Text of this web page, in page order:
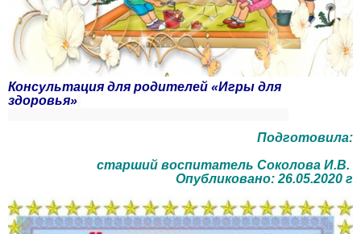
Консультация для родителей «Игры для
здоровья»
Подготовила:
старший воспитатель Соколова И.В.
Опубликовано: 26.05.2020 г